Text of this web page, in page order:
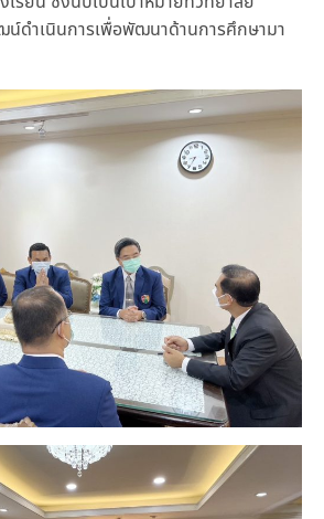
ดำเนินการเพื่อพัฒนาด้านการศึกษามา